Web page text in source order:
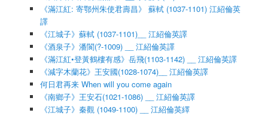
《滿江紅: 寄鄂州朱使君壽昌》 蘇軾 (1037-1101) 江紹倫英
譯
《江城子》蘇軾 (1037-1101)__ 江紹倫英譯
《酒泉子》潘閬(?-1009) __ 江紹倫英譯
《滿江紅•登黃鶴樓有感》岳飛(1103-1142) __ 江紹倫英譯
《減字木蘭花》王安國(1028-1074)__ 江紹倫英譯
何日君再来 When will you come again
《南鄉子》王安石(1021-1086) __ 江紹倫英譯
《江城子》秦觀 (1049-1100) __ 江紹倫英繹